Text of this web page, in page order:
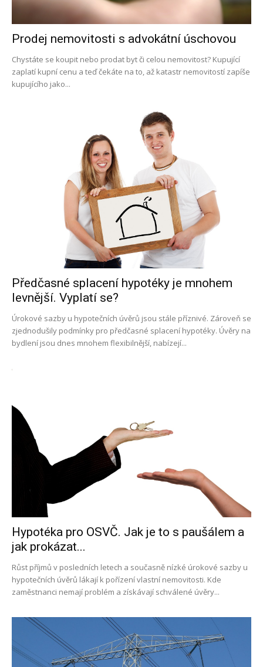
Prodej nemovitosti s advokátní úschovou
Chystáte se koupit nebo prodat byt či celou nemovitost? Kupující
zaplatí kupní cenu a teď čekáte na to, až katastr nemovitostí zapíše
kupujícího jako...
Předčasné splacení hypotéky je mnohem
levnější. Vyplatí se?
Úrokové sazby u hypotečních úvěrů jsou stále příznivé. Zároveň se
zjednodušily podmínky pro předčasné splacení hypotéky. Úvěry na
bydlení jsou dnes mnohem flexibilnější, nabízejí...
Hypotéka pro OSVČ. Jak je to s paušálem a
jak prokázat...
Růst příjmů v posledních letech a současně nízké úrokové sazby u
hypotečních úvěrů lákají k pořízení vlastní nemovitosti. Kde
zaměstnanci nemají problém a získávají schválené úvěry...